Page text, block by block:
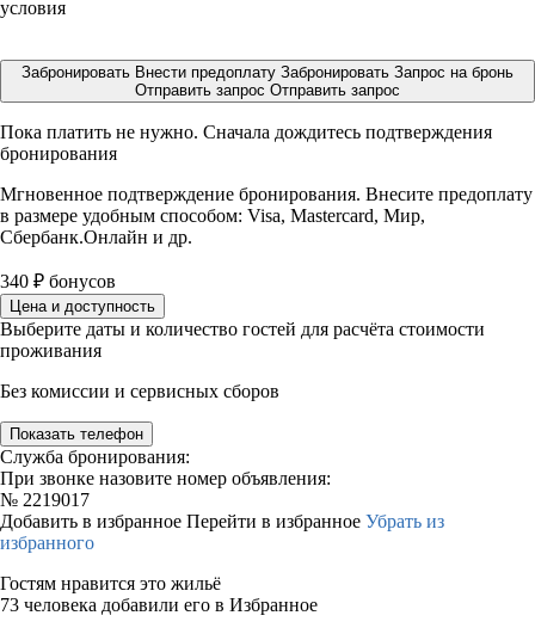
условия
Забронировать Внести предоплату Забронировать Запрос на бронь
Отправить запрос Отправить запрос
Пока платить не нужно. Сначала дождитесь подтверждения
бронирования
Мгновенное подтверждение бронирования. Внесите предоплату
в размере удобным способом: Visa, Mastercard, Мир,
Сбербанк.Онлайн и др.
340 ₽ бонусов
Цена и доступность
Выберите даты и количество гостей для расчёта стоимости
проживания
Без комиссии и сервисных сборов
Показать телефон
Служба бронирования:
При звонке назовите номер объявления:
№ 2219017
Добавить в избранное Перейти в избранное Убрать из
избранного
Гостям нравится это жильё
73 человека добавили его в Избранное